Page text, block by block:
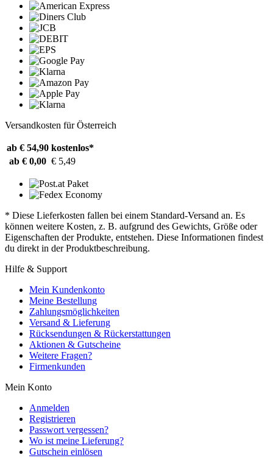
Versandkosten für Österreich
ab € 54,90 kostenlos*
ab € 0,00 € 5,49
* Diese Lieferkosten fallen bei einem Standard-Versand an. Es
können weitere Kosten, z. B. aufgrund des Gewichts, Größe oder
Eigenschaften der Produkte, entstehen. Diese Informationen findest
du direkt in der Produktbeschreibung.
Hilfe & Support
Mein Kundenkonto
Meine Bestellung
Zahlungsmöglichkeiten
Versand & Lieferung
Rücksendungen & Rückerstattungen
Aktionen & Gutscheine
Weitere Fragen?
Firmenkunden
Mein Konto
Anmelden
Registrieren
Passwort vergessen?
Wo ist meine Lieferung?
Gutschein einlösen